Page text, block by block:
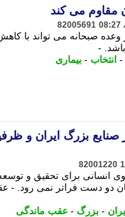
مقاوم می کند
82005691
صبحانه می تواند با
-
- انتخاب - بیماری
بزرگ ایران و
82001220
انسانی برای تحقیق و توسعه
دو دست فراتر نمی رود. -
ایران - بزرگ - عقب ماندگی